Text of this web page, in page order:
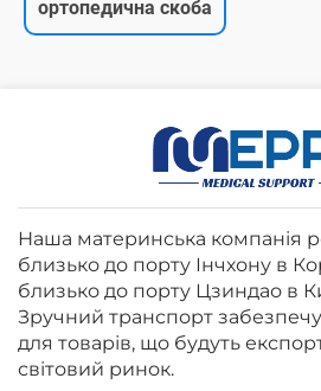
ортопедична скоба
Наша материнська компанія
близько до порту Інчхону в
близько до порту Цзиндао в
Зручний транспорт
для товарів, що будуть
світовий ринок.